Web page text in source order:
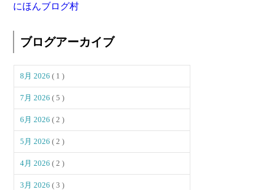
にほんブログ村
ブログアーカイブ
8月 2026( 1 )
7月 2026( 5 )
6月 2026( 2 )
5月 2026( 2 )
4月 2026( 2 )
3月 2026( 3 )